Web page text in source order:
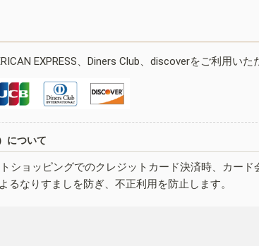
EXPRESS、Diners Club、discoverをご利用いた
について
ショッピングでのクレジットカード決済時、カー
るなりすましを防ぎ、不正利用を防止します。